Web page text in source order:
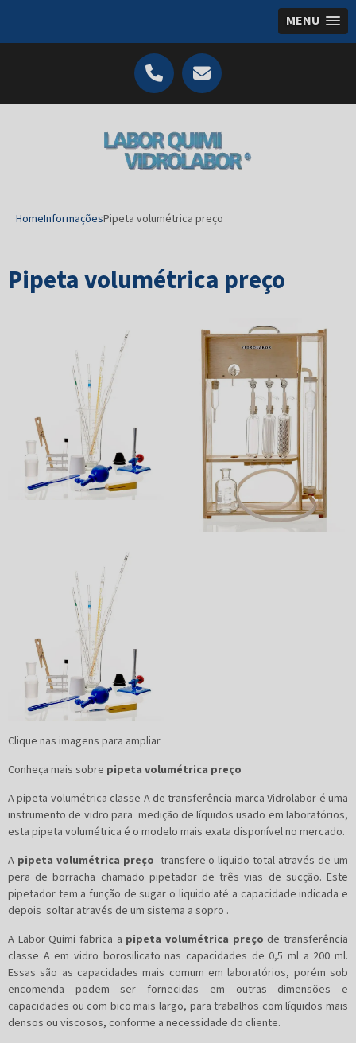
MENU
HomeInformaçõesPipeta volumétrica preço
Pipeta volumétrica preço
Clique nas imagens para ampliar
Conheça mais sobre pipeta volumétrica preço
A pipeta volumétrica classe A de transferência marca Vidrolabor é uma
instrumento de vidro para medição de líquidos usado em laboratórios,
esta pipeta volumétrica é o modelo mais exata disponível no mercado.
A pipeta volumétrica preço transfere o liquido total através de um
pera de borracha chamado pipetador de três vias de sucção. Este
pipetador tem a função de sugar o liquido até a capacidade indicada e
depois soltar através de um sistema a sopro .
A Labor Quimi fabrica a pipeta volumétrica preço de transferência
classe A em vidro borosilicato nas capacidades de 0,5 ml a 200 ml.
Essas são as capacidades mais comum em laboratórios, porém sob
encomenda podem ser fornecidas em outras dimensões e
capacidades ou com bico mais largo, para trabalhos com líquidos mais
densos ou viscosos, conforme a necessidade do cliente.